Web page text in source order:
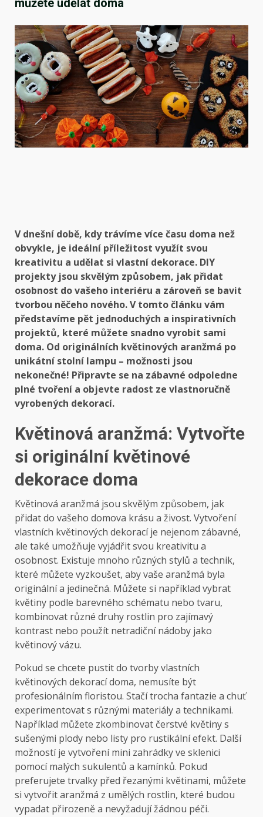
můžete udělat doma
V dnešní době, kdy trávíme více času doma než
obvykle, je ideální příležitost využít svou
kreativitu a udělat si vlastní dekorace. DIY
projekty jsou skvělým způsobem, jak přidat
osobnost do vašeho interiéru a zároveň se bavit
tvorbou něčeho nového. V tomto článku vám
představíme pět jednoduchých a inspirativních
projektů, které můžete snadno vyrobit sami
doma. Od originálních květinových aranžmá po
unikátní stolní lampu – možnosti jsou
nekonečné! Připravte se na zábavné odpoledne
plné tvoření a objevte radost ze vlastnoručně
vyrobených dekorací.
Květinová aranžmá: Vytvořte
si originální květinové
dekorace doma
Květinová aranžmá jsou skvělým způsobem, jak
přidat do vašeho domova krásu a živost. Vytvoření
vlastních květinových dekorací je nejenom zábavné,
ale také umožňuje vyjádřit svou kreativitu a
osobnost. Existuje mnoho různých stylů a technik,
které můžete vyzkoušet, aby vaše aranžmá byla
originální a jedinečná. Můžete si například vybrat
květiny podle barevného schématu nebo tvaru,
kombinovat různé druhy rostlin pro zajímavý
kontrast nebo použít netradiční nádoby jako
květinový vázu.
Pokud se chcete pustit do tvorby vlastních
květinových dekorací doma, nemusíte být
profesionálním floristou. Stačí trocha fantazie a chuť
experimentovat s různými materiály a technikami.
Například můžete zkombinovat čerstvé květiny s
sušenými plody nebo listy pro rustikální efekt. Další
možností je vytvoření mini zahrádky ve sklenici
pomocí malých sukulentů a kamínků. Pokud
preferujete trvalky před řezanými květinami, můžete
si vytvořit aranžmá z umělých rostlin, které budou
vypadat přirozeně a nevyžadují žádnou péči.